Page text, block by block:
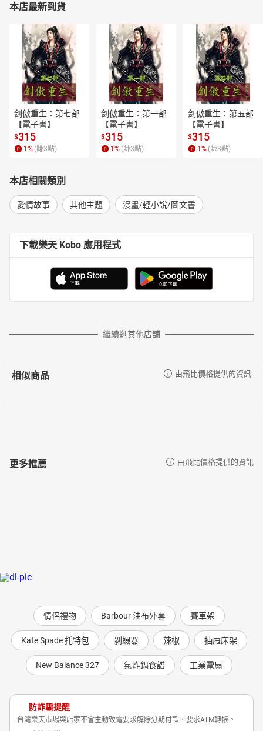
本店最新到貨
剑傲重生：第七部
【電子書】
$315
1 % (賺3點)
剑傲重生：第一部
【電子書】
$315
1 % (賺3點)
剑傲重生：第五部
【電子書】
$315
1 % (賺3點)
本店相關類別
愛情故事 其他主題 漫畫/輕小說/圖文書
下載樂天 Kobo 應用程式
繼續逛其他店舖
相似商品 由飛比價格提供的資訊
更多推薦 由飛比價格提供的資訊
情侶禮物 Barbour 油布外套 賽車架
Kate Spade 托特包 剝蝦器 辣椒 抽屜床架
New Balance 327 氣炸鍋食譜 工業電扇
防詐騙提醒
台灣樂天市場與店家不會主動致電要求解除分期付款、要求ATM轉帳。